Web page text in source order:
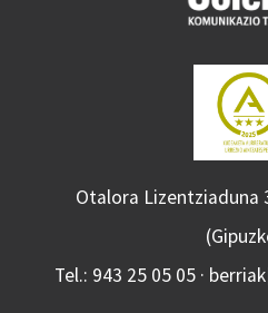
Otalora Lizentziaduna
Tel.: 943 25 05 05 ·